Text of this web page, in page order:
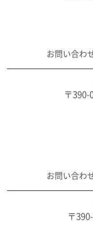
お問い合わ
〒
お問い合わ
〒